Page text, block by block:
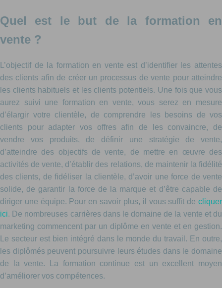
Quel est le but de la formation en
vente ?
L’objectif de la formation en vente est d’identifier les attentes
des clients afin de créer un processus de vente pour atteindre
les clients habituels et les clients potentiels. Une fois que vous
aurez suivi une formation en vente, vous serez en mesure
d’élargir votre clientèle, de comprendre les besoins de vos
clients pour adapter vos offres afin de les convaincre, de
vendre vos produits, de définir une stratégie de vente,
d’atteindre des objectifs de vente, de mettre en œuvre des
activités de vente, d’établir des relations, de maintenir la fidélité
des clients, de fidéliser la clientèle, d’avoir une force de vente
solide, de garantir la force de la marque et d’être capable de
diriger une équipe. Pour en savoir plus, il vous suffit de cliquer
ici. De nombreuses carrières dans le domaine de la vente et du
marketing commencent par un diplôme en vente et en gestion.
Le secteur est bien intégré dans le monde du travail. En outre,
les diplômés peuvent poursuivre leurs études dans le domaine
de la vente. La formation continue est un excellent moyen
d’améliorer vos compétences.